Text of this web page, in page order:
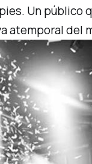
Un público
atemporal del